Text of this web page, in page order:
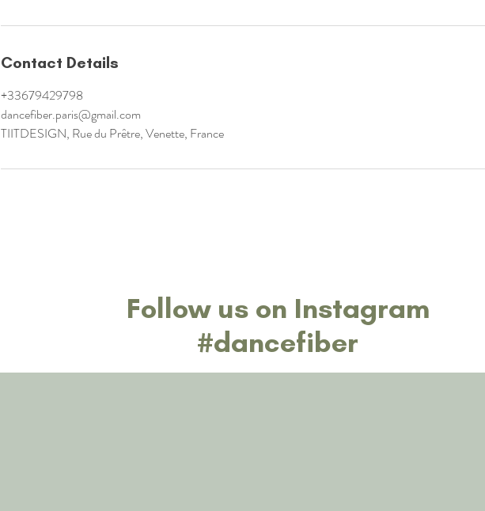
Contact Details
+33679429798
dancefiber.paris@gmail.com
TIITDESIGN, Rue du Prêtre, Venette, France
Follow us on Instagram
#dancefiber